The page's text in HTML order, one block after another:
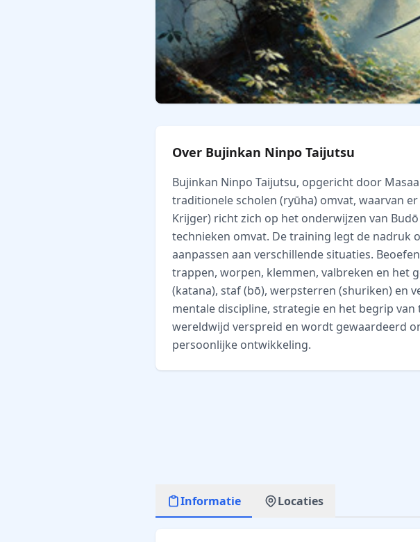
Over Bujinkan Ninpo Taijutsu
Bujinkan Ninpo Taijutsu, opgericht door
traditionele scholen (ryūha) omvat, waarvan
Krijger) richt zich op het onderwijzen van
technieken omvat. De training legt de nadruk
aanpassen aan verschillende situaties.
trappen, worpen, klemmen, valbreken en het
(katana), staf (bō), werpsterren (shuriken) en
mentale discipline, strategie en het begrip
wereldwijd verspreid en wordt gewaardeerd
persoonlijke ontwikkeling.
Informatie Locaties